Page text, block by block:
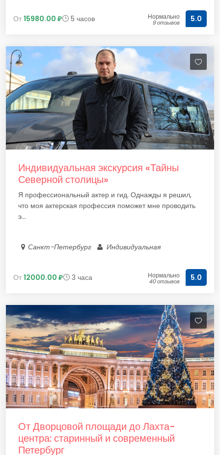
От 15980.00 ₽ 5 часов Нормально
9 отзывов 5.0
Индивидуальная экскурсия «Тайны
Северной столицы»
Я профессиональный актер и гид. Однажды я решил,
что моя актерская профессия поможет мне проводить
э...
Санкт-Петербург Индивидуальная
От 12000.00 ₽ 3 часа Нормально
40 отзывов 5.0
От Дворцовой площади до Лахта-
центра: старинный и современный
Петербург